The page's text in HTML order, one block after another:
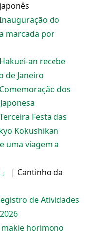
Inauguração do
marcada por
Hakuei-an recebe
de Janeiro
Comemoração dos
Terceira Festa das
Kokushikan
uma viagem a
| Cantinho da
de Atividades
horimono